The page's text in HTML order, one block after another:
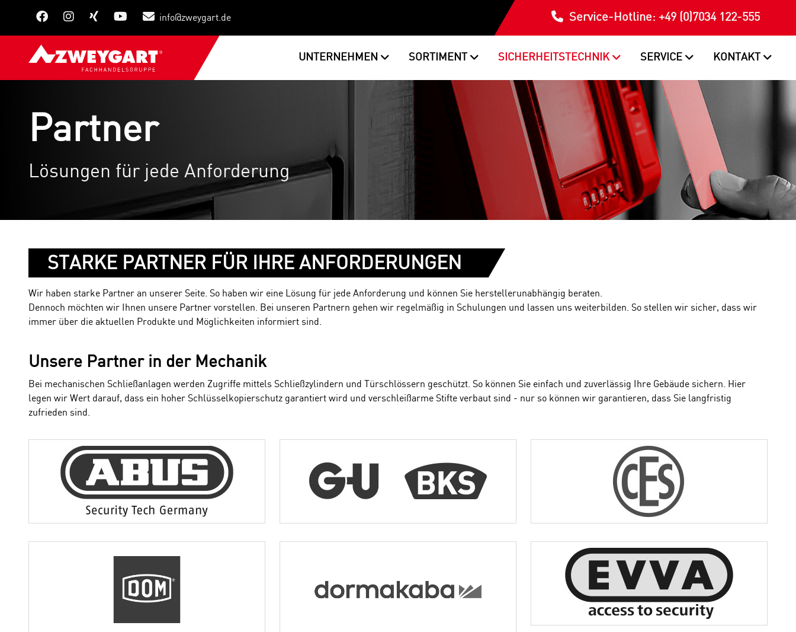
info@zweygart.de Service-Hotline: +49 (0)7034 122-555
UNTERNEHMEN SORTIMENT SICHERHEITSTECHNIK SERVICE KONTAKT
Partner
Lösungen für jede Anforderung
STARKE PARTNER FÜR IHRE ANFORDERUNGEN
Wir haben starke Partner an unserer Seite. So haben wir eine Lösung für jede Anforderung und können Sie herstellerunabhängig beraten.
Dennoch möchten wir Ihnen unsere Partner vorstellen. Bei unseren Partnern gehen wir regelmäßig in Schulungen und lassen uns weiterbilden. So stellen wir sicher, dass wir
immer über die aktuellen Produkte und Möglichkeiten informiert sind.
Unsere Partner in der Mechanik
Bei mechanischen Schließanlagen werden Zugriffe mittels Schließzylindern und Türschlössern geschützt. So können Sie einfach und zuverlässig Ihre Gebäude sichern. Hier
legen wir Wert darauf, dass ein hoher Schlüsselkopierschutz garantiert wird und verschleißarme Stifte verbaut sind - nur so können wir garantieren, dass Sie langfristig
zufrieden sind.